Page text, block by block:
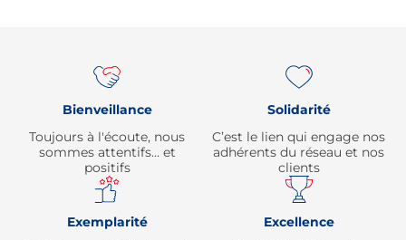
Bienveillance
Toujours à l'écoute, nous
sommes attentifs… et
positifs
Solidarité
C’est le lien qui engage nos
adhérents du réseau et nos
clients
Exemplarité
Excellence